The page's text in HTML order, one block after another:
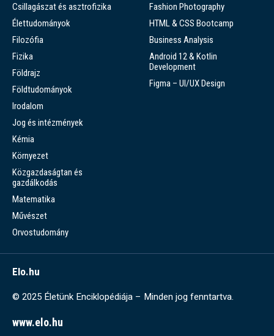
Csillagászat és asztrofizika
Élettudományok
Filozófia
Fizika
Földrajz
Földtudományok
Irodalom
Jog és intézmények
Kémia
Környezet
Közgazdaságtan és
gazdálkodás
Matematika
Művészet
Orvostudomány
Fashion Photography
HTML & CSS Bootcamp
Business Analysis
Android 12 & Kotlin
Development
Figma – UI/UX Design
Elo.hu
© 2025 Életünk Enciklopédiája – Minden jog fenntartva.
www.elo.hu